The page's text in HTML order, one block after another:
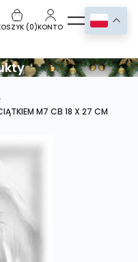
(0)KONTO
M7 CB 18 X 27 CM